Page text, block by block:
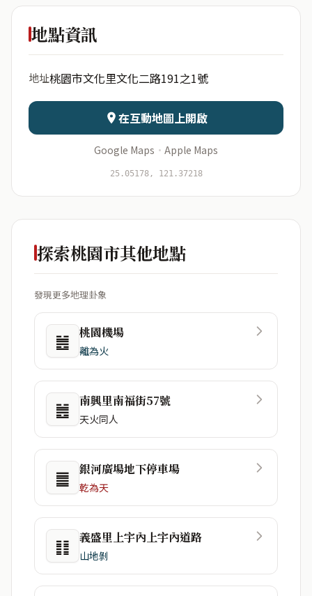
鈺得及神
日期 出生時辰
資料僅用於即時分析，不會儲存於伺服器
地點資訊
地址桃園市文化里文化二路191之1號
在互動地圖上開啟
Google Maps · Apple Maps
25.05178, 121.37218
探索桃園市其他地點
發現更多地理卦象
䷰ 桃園機場
離為火
䷰ 南興里南福街57號
天火同人
䷀ 銀河廣場地下停車場
乾為天
䷁ 義盛里上宇內上宇內道路
山地剝